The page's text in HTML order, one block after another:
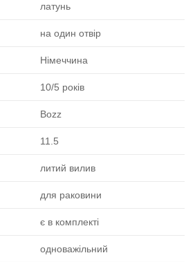
латунь
на один отвір
Німеччина
10/5 років
Bozz
11.5
литий вилив
для раковини
є в комплекті
одноважільний